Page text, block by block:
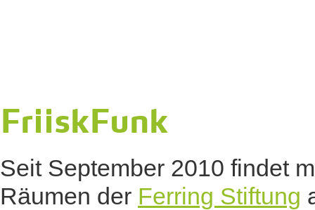
FriiskFunk
Seit September 2010 findet
Räumen der Ferring Stiftung